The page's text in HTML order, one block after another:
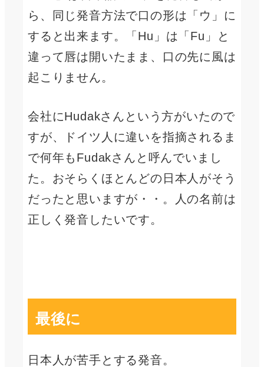
ら、同じ発音方法で口の形は「ウ」に
すると出来ます。「Hu」は「Fu」と
違って唇は開いたまま、口の先に風は
起こりません。
会社にHudakさんという方がいたので
すが、ドイツ人に違いを指摘されるま
で何年もFudakさんと呼んでいまし
た。おそらくほとんどの日本人がそう
だったと思いますが・・。人の名前は
正しく発音したいです。
最後に
日本人が苦手とする発音。